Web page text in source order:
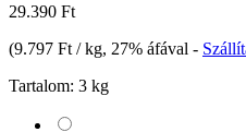
29.390 Ft
(9.797 Ft / kg, 27% áfával -
Tartalom: 3 kg